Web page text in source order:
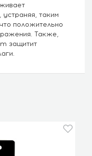
таким
положительно
Также,
защитит